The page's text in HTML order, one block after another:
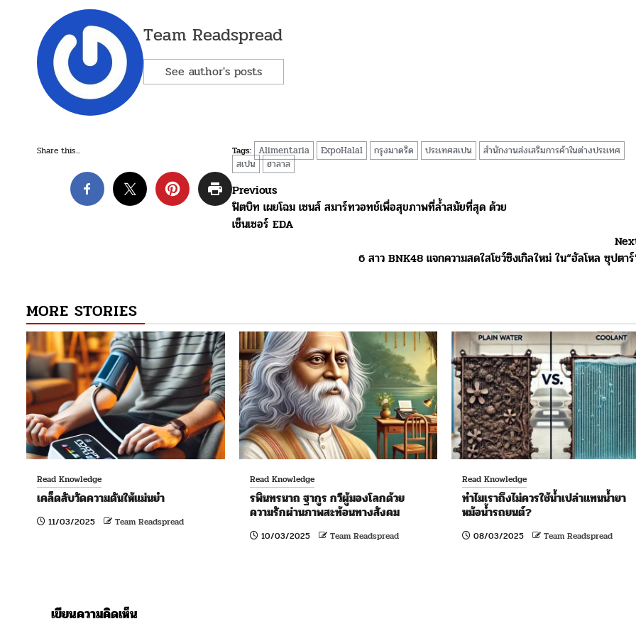
Team Readspread
See author's posts
Share this... Tags: Alimentaria ExpoHalal กรุงมาดริด ประเทศสเปน
สำนักงานส่งเสริมการค้าในต่างประเทศ
สเปน
ฮาลาล
Post
navigation
Previous
ฟิตบิท เผยโฉม เซนส์ สมาร์ทวอทช์เพื่อสุขภาพที่ล้ำสมัยที่สุด ด้วย
เซ็นเซอร์ EDA
6 สาว BNK48 แจกความสดใสโชว์ซิงเกิลใหม่ ใน“ฮัลโหล ซุปตา
MORE STORIES
Read Knowledge
เคล็ดลับวัดความดันให้แม่นยำ
11/03/2025 Team Readspread
Read Knowledge
รพินทรนาถ ฐากูร กวีผู้มองโลกด้วย
ความรักผ่านภาพสะท้อนทางสังคม
10/03/2025 Team Readspread
Read Knowledge
ทำไมเราถึงไม่ควรใช้น้ำเปล่าแทนน้ำยา
หม้อน้ำรถยนต์?
08/03/2025 Team Readspread
เขียนความคิดเห็น